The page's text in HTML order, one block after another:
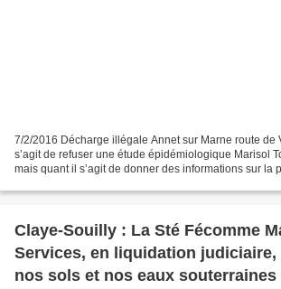
7/2/2016 Décharge illégale Annet sur Marne route de
s’agit de refuser une étude épidémiologique Marisol
mais quant il s’agit de donner des informations sur la
Claye-Souilly : La Sté Fécomme
Services, en liquidation judiciaire,
nos sols et nos eaux souterraines